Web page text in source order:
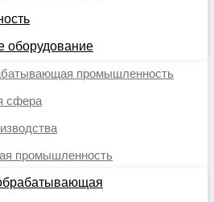
оборудование
промышленность
сфера
промышленность